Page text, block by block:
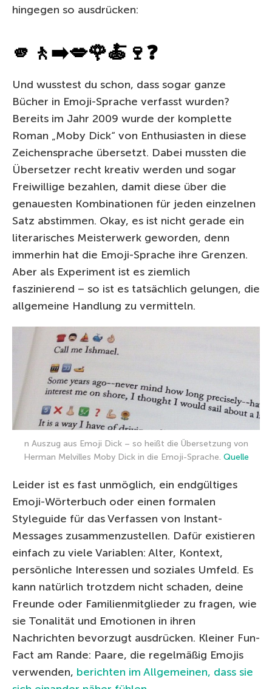
hingegen so ausdrücken:
🫵🚶➡️💋🌹🍝🍷❓
Und wusstest du schon, dass sogar ganze
Bücher in Emoji-Sprache verfasst wurden?
Bereits im Jahr 2009 wurde der komplette
Roman „Moby Dick“ von Enthusiasten in diese
Zeichensprache übersetzt. Dabei mussten die
Übersetzer recht kreativ werden und sogar
Freiwillige bezahlen, damit diese über die
genauesten Kombinationen für jeden einzelnen
Satz abstimmen. Okay, es ist nicht gerade ein
literarisches Meisterwerk geworden, denn
immerhin hat die Emoji-Sprache ihre Grenzen.
Aber als Experiment ist es ziemlich
faszinierend – so ist es tatsächlich gelungen, die
allgemeine Handlung zu vermitteln.
n Auszug aus Emoji Dick – so heißt die Übersetzung von
Herman Melvilles Moby Dick in die Emoji-Sprache. Quelle
Leider ist es fast unmöglich, ein endgültiges
Emoji-Wörterbuch oder einen formalen
Styleguide für das Verfassen von Instant-
Messages zusammenzustellen. Dafür existieren
einfach zu viele Variablen: Alter, Kontext,
persönliche Interessen und soziales Umfeld. Es
kann natürlich trotzdem nicht schaden, deine
Freunde oder Familienmitglieder zu fragen, wie
sie Tonalität und Emotionen in ihren
Nachrichten bevorzugt ausdrücken. Kleiner Fun-
Fact am Rande: Paare, die regelmäßig Emojis
verwenden, berichten im Allgemeinen, dass sie